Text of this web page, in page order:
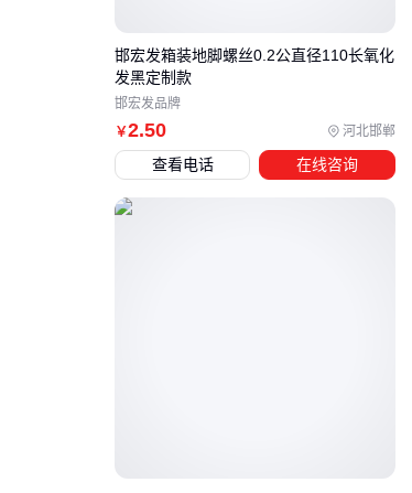
￥2.50 河北邯郸
邯宏发箱装地脚螺丝0.2公直径110长氧化
发黑定制款
邯宏发品牌
查看电话 在线咨询